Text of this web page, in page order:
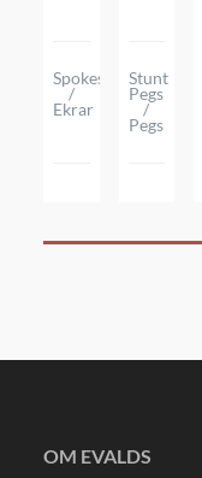
Spokes
/
Ekrar
Stunt
Pegs
/
Pegs
OM EVALDS